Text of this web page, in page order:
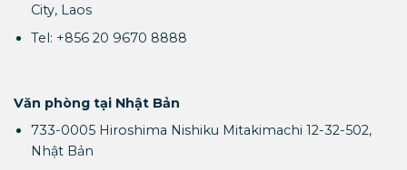
City, Laos
Tel: +856 20 9670 8888
Văn phòng tại Nhật Bản
733-0005 Hiroshima Nishiku Mitakimachi 12-32-502,
Nhật Bản